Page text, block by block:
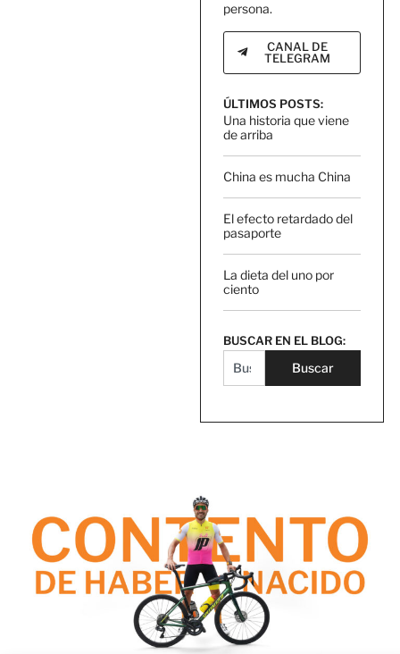
persona.
CANAL DE
TELEGRAM
ÚLTIMOS POSTS:
Una historia que viene
de arriba
China es mucha China
El efecto retardado del
pasaporte
La dieta del uno por
ciento
BUSCAR EN EL BLOG:
Buscar